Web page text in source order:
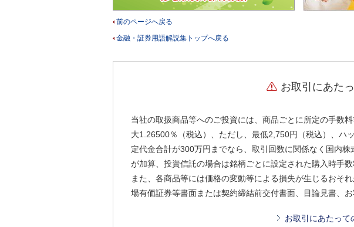
前のページへ戻る
金融・証券用語解説集トップへ戻る
お取引にあた
当社の取扱商品等へのご投資には、商品ごとに所定の手数
大1.26500％（税込）、ただし、最低2,750円（税込）、ハ
定代金合計が300万円までなら、取引回数に関係なく国内
が加算、投資信託の場合は銘柄ごとに設定された購入時手
また、各商品等には価格の変動等による損失が生じるおそ
場有価証券等書面または契約締結前交付書面、目論見書、
お取引にあたって